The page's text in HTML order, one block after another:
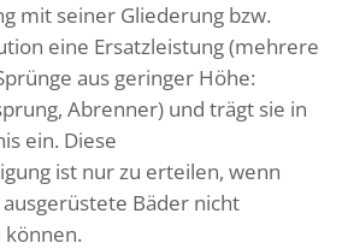
mit seiner Gliederung bzw.
eine Ersatzleistung (mehrere
aus geringer Höhe:
Abrenner) und trägt sie in
ein. Diese
ist nur zu erteilen, wenn
Bäder nicht